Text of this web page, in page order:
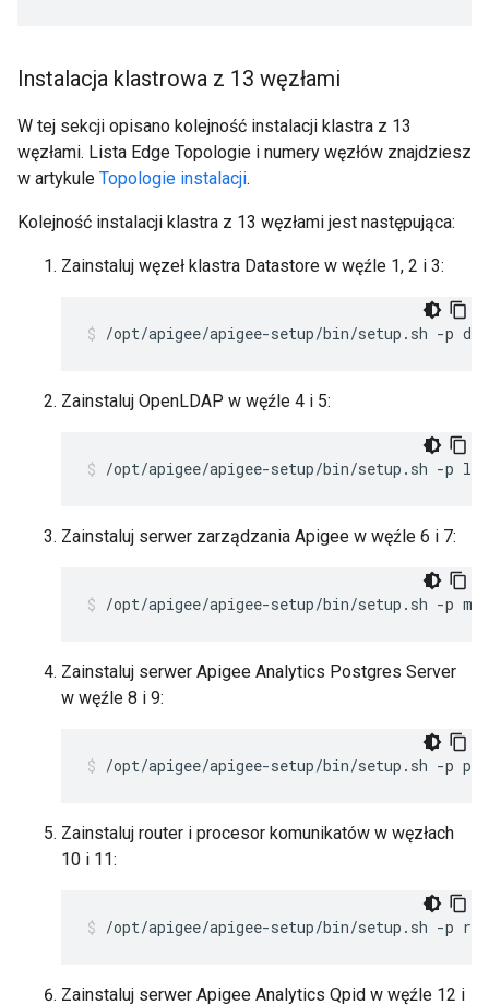
Instalacja klastrowa z 13 węzłami
W tej sekcji opisano kolejność instalacji klastra z 13
węzłami. Lista Edge Topologie i numery węzłów znajdziesz
w artykule Topologie instalacji.
Kolejność instalacji klastra z 13 węzłami jest następująca:
Zainstaluj węzeł klastra Datastore w węźle 1, 2 i 3:
/opt/apigee/apigee-setup/bin/setup.sh -p
Zainstaluj OpenLDAP w węźle 4 i 5:
/opt/apigee/apigee-setup/bin/setup.sh -p
Zainstaluj serwer zarządzania Apigee w węźle 6 i 7:
/opt/apigee/apigee-setup/bin/setup.sh -p
Zainstaluj serwer Apigee Analytics Postgres Server
w węźle 8 i 9:
/opt/apigee/apigee-setup/bin/setup.sh -p
Zainstaluj router i procesor komunikatów w węzłach
10 i 11:
/opt/apigee/apigee-setup/bin/setup.sh -p
Zainstaluj serwer Apigee Analytics Qpid w węźle 12 i